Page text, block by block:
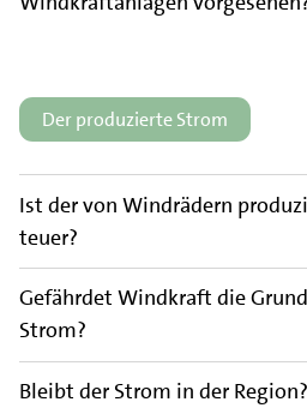
Der produzierte Strom
Ist der von Windrädern
teuer?
Gefährdet Windkraft die
Strom?
Bleibt der Strom in der Region?